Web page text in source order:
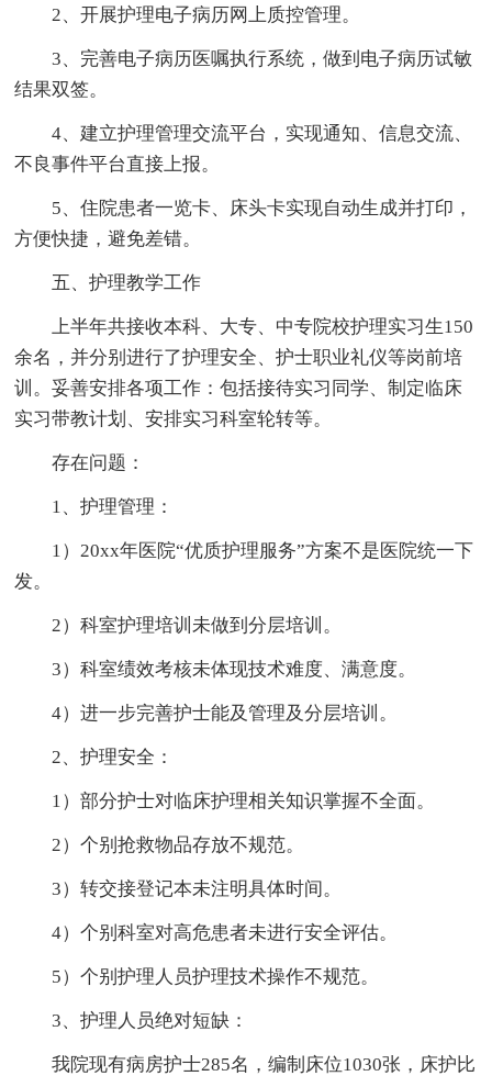
2、开展护理电子病历网上质控管理。
3、完善电子病历医嘱执行系统，做到电子病历试敏
结果双签。
4、建立护理管理交流平台，实现通知、信息交流、
不良事件平台直接上报。
5、住院患者一览卡、床头卡实现自动生成并打印，
方便快捷，避免差错。
五、护理教学工作
上半年共接收本科、大专、中专院校护理实习生150
余名，并分别进行了护理安全、护士职业礼仪等岗前培
训。妥善安排各项工作：包括接待实习同学、制定临床
实习带教计划、安排实习科室轮转等。
存在问题：
1、护理管理：
1）20xx年医院“优质护理服务”方案不是医院统一下
发。
2）科室护理培训未做到分层培训。
3）科室绩效考核未体现技术难度、满意度。
4）进一步完善护士能及管理及分层培训。
2、护理安全：
1）部分护士对临床护理相关知识掌握不全面。
2）个别抢救物品存放不规范。
3）转交接登记本未注明具体时间。
4）个别科室对高危患者未进行安全评估。
5）个别护理人员护理技术操作不规范。
3、护理人员绝对短缺：
我院现有病房护士285名，编制床位1030张，床护比